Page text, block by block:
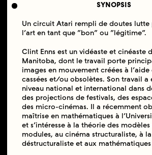
SYNOPSIS
Un circuit Atari rempli de doutes
l’art en tant que “bon” ou “légitime”.
Clint Enns est un vidéaste et cinéaste
Manitoba, dont le travail porte
images en mouvement créées à
cassées et/ou obsolètes. Son travail a
niveau national et international dans
des projections de festivals, des
des micro-cinémas. Il a récemment
maîtrise en mathématiques à
et s’intéresse à la théorie des
modules, au cinéma structuraliste, à
déstructuraliste et aux mathématiques